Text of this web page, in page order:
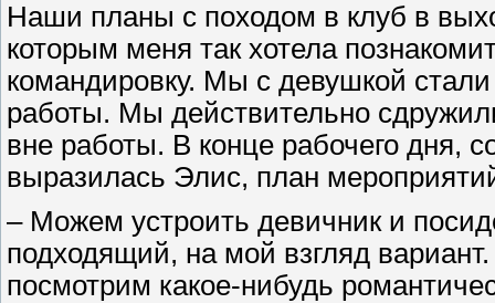
Наши планы с походом в клуб в
которым меня так хотела
командировку. Мы с девушкой стали
работы. Мы действительно
вне работы. В конце рабочего дня,
выразилась Элис, план
– Можем устроить девичник и
подходящий, на мой взгляд
посмотрим какое-нибудь